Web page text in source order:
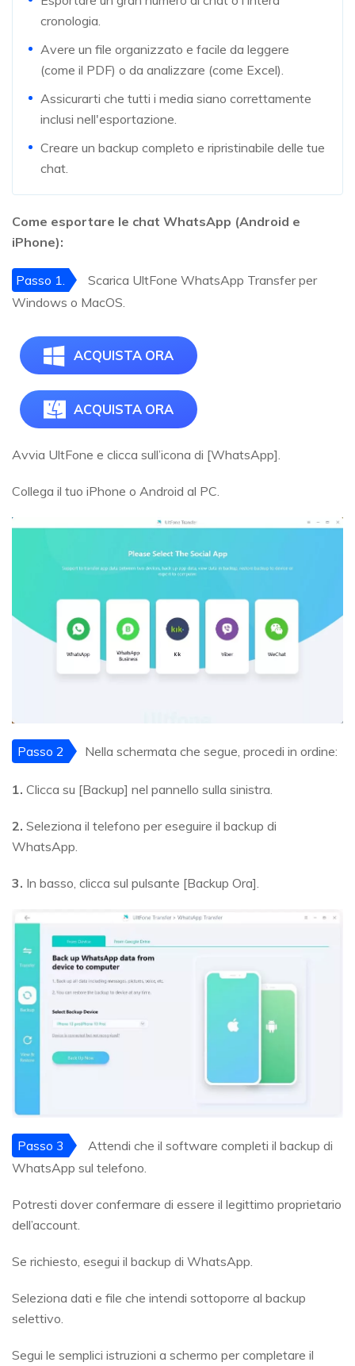
cronologia.
Avere un file organizzato e facile da leggere
(come il PDF) o da analizzare (come Excel).
Assicurarti che tutti i media siano correttamente
inclusi nell'esportazione.
Creare un backup completo e ripristinabile delle tue
chat.
Come esportare le chat WhatsApp (Android e
iPhone):
Passo 1.
Scarica UltFone WhatsApp Transfer per
Windows o MacOS.
ACQUISTA ORA
ACQUISTA ORA
Avvia UltFone e clicca sull’icona di [WhatsApp].
Collega il tuo iPhone o Android al PC.
Passo 2 Nella schermata che segue, procedi in ordine:
1. Clicca su [Backup] nel pannello sulla sinistra.
2. Seleziona il telefono per eseguire il backup di
WhatsApp.
3. In basso, clicca sul pulsante [Backup Ora].
Passo 3
Attendi che il software completi il backup di
WhatsApp sul telefono.
Potresti dover confermare di essere il legittimo proprietario
dell’account.
Se richiesto, esegui il backup di WhatsApp.
Seleziona dati e file che intendi sottoporre al backup
selettivo.
Segui le semplici istruzioni a schermo per completare il